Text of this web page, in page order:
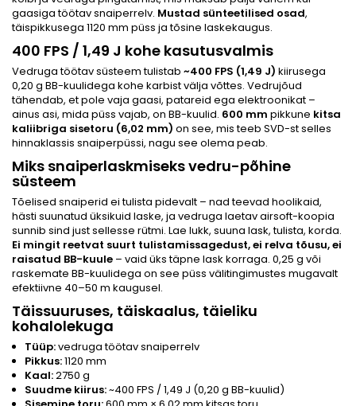
gaasiga töötav snaiperrelv. Mustad sünteetilised osad,
täispikkusega 1120 mm püss ja tõsine laskekaugus.
400 FPS / 1,49 J kohe kasutusvalmis
Vedruga töötav süsteem tulistab ~400 FPS (1,49 J) kiirusega
0,20 g BB-kuulidega kohe karbist välja võttes. Vedrujõud
tähendab, et pole vaja gaasi, patareid ega elektroonikat –
ainus asi, mida püss vajab, on BB-kuulid. 600 mm pikkune kitsa
kaliibriga sisetoru (6,02 mm) on see, mis teeb SVD-st selles
hinnaklassis snaiperpüssi, nagu see olema peab.
Miks snaiperlaskmiseks vedru-põhine
süsteem
Tõelised snaiperid ei tulista pidevalt – nad teevad hoolikaid,
hästi suunatud üksikuid laske, ja vedruga laetav airsoft-koopia
sunnib sind just sellesse rütmi. Lae lukk, suuna lask, tulista, korda.
Ei mingit reetvat suurt tulistamissagedust, ei relva tõusu, ei
raisatud BB-kuule – vaid üks täpne lask korraga. 0,25 g või
raskemate BB-kuulidega on see püss välitingimustes mugavalt
efektiivne 40–50 m kaugusel.
Täissuuruses, täiskaalus, täieliku
kohalolekuga
Tüüp:vedruga töötav snaiperrelv
Pikkus:1120 mm
Kaal:2750 g
Suudme kiirus:~400 FPS / 1,49 J (0,20 g BB-kuulid)